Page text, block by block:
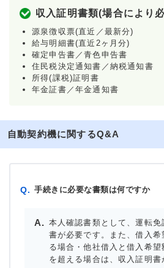
収入証明書類(場合により
源泉徴収票(直近／最新分)
給与明細書(直近2ヶ月分)
確定申告書／青色申告書
住民税決定通知書／納税通知書
所得(課税)証明書
年金証書／年金通知書
自動契約機に関するQ&A
Q. 手続きに必要な書類は何ですか
本人確認書類として、運転免
書が必要です。また、借入希
る場合・他社借入と借入希
を超える場合は、収入証明書